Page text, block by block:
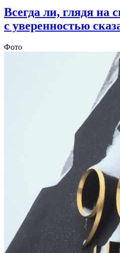
Всегда ли, глядя
с уверенностью
Фото